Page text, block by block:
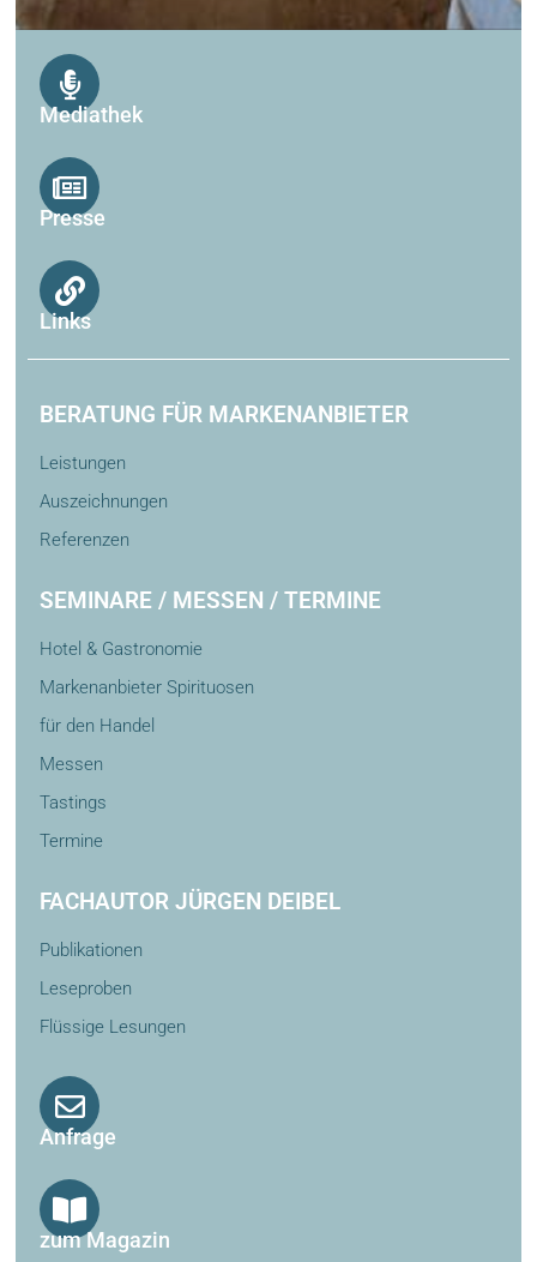
Mediathek
Presse
Links
BERATUNG FÜR MARKENANBIETER
Leistungen
Auszeichnungen
Referenzen
SEMINARE / MESSEN / TERMINE
Hotel & Gastronomie
Markenanbieter Spirituosen
für den Handel
Messen
Tastings
Termine
FACHAUTOR JÜRGEN DEIBEL
Publikationen
Leseproben
Flüssige Lesungen
Anfrage
zum Magazin